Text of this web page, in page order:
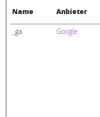
Name Anbieter
_ga Google